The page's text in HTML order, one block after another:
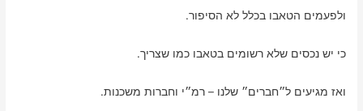
ולפעמים הטאבו בכלל לא הסיפור.
כי יש נכסים שלא רשומים בטאבו כמו שצריך.
ואז מגיעים ל״חברים״ שלנו – רמ״י וחברות משכנות.